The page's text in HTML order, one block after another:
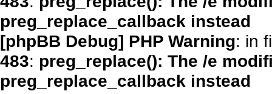
preg_replace_callback instead
[phpBB Debug] PHP Warning: in
483: preg_replace(): The /e
preg_replace_callback instead